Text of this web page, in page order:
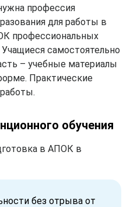
профессия
для работы в
профессиональных
самостоятельно
– учебные материалы
Практические
обучения
в АПОК в
без отрыва от